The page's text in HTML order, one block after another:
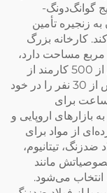
گوانگ‌دونگ-
زنجیره تأمین
کارخانه بزرگ
شرکت که بیش از 20,000 متر مربع مساحت دارد،
با آخرین فناوری‌های تولید مجهز شده و بیش از 500 کارمند از
جمله یک تیم تحقیق و توسعه متخصص با بیش از 30 نفر را در خود
ساعت برای
اروپایی و
از مواد برای
تیتانیوم،
مانند
انتخاب می‌شود.